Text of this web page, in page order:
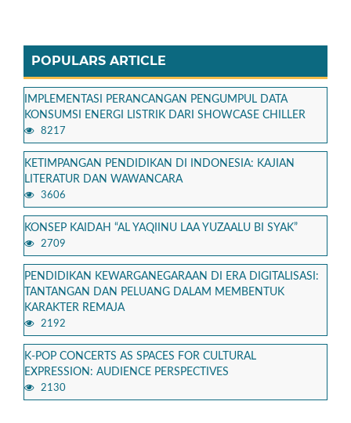
POPULARS ARTICLE
IMPLEMENTASI PERANCANGAN PENGUMPUL DATA
KONSUMSI ENERGI LISTRIK DARI SHOWCASE CHILLER
8217
KETIMPANGAN PENDIDIKAN DI INDONESIA: KAJIAN
LITERATUR DAN WAWANCARA
3606
KONSEP KAIDAH “AL YAQIINU LAA YUZAALU BI SYAK”
2709
PENDIDIKAN KEWARGANEGARAAN DI ERA DIGITALISASI:
TANTANGAN DAN PELUANG DALAM MEMBENTUK
KARAKTER REMAJA
2192
K-POP CONCERTS AS SPACES FOR CULTURAL
EXPRESSION: AUDIENCE PERSPECTIVES
2130